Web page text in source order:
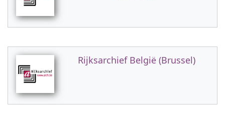
Rijksarchief België (Brussel)